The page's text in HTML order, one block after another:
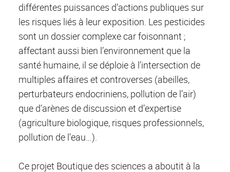
différentes puissances d’actions publiques sur
les risques liés à leur exposition. Les pesticides
sont un dossier complexe car foisonnant ;
affectant aussi bien l’environnement que la
santé humaine, il se déploie à l’intersection de
multiples affaires et controverses (abeilles,
perturbateurs endocriniens, pollution de l’air)
que d’arènes de discussion et d’expertise
(agriculture biologique, risques professionnels,
pollution de l’eau…).
Ce projet Boutique des sciences a aboutit à la